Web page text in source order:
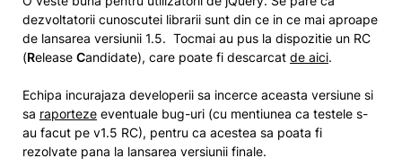
dezvoltatorii cunoscutei librarii sunt din ce in ce mai aproape
de lansarea versiunii 1.5. Tocmai au pus la dispozitie un RC
(Release Candidate), care poate fi descarcat de aici.
Echipa incurajaza developerii sa incerce aceasta versiune si
sa raporteze eventuale bug-uri (cu mentiunea ca testele s-
au facut pe v1.5 RC), pentru ca acestea sa poata fi
rezolvate pana la lansarea versiunii finale.